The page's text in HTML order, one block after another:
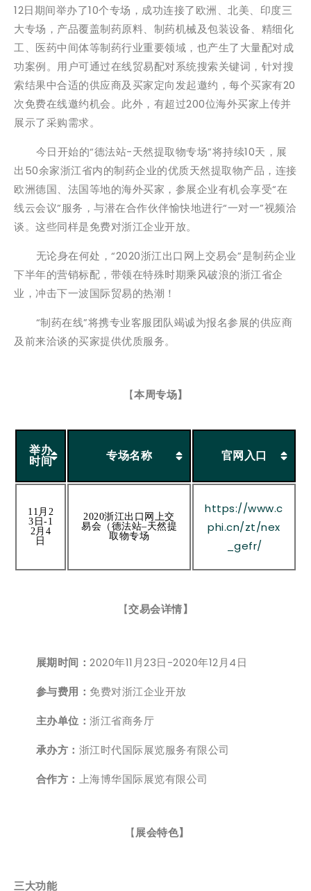
12日期间举办了10个专场，成功连接了欧洲、北美、印度三
大专场，产品覆盖制药原料、制药机械及包装设备、精细化
工、医药中间体等制药行业重要领域，也产生了大量配对成
功案例。用户可通过在线贸易配对系统搜索关键词，针对搜
索结果中合适的供应商及买家定向发起邀约，每个买家有20
次免费在线邀约机会。此外，有超过200位海外买家上传并
展示了采购需求。
今日开始的“德法站-天然提取物专场”将持续10天，展
出50余家浙江省内的制药企业的优质天然提取物产品，连接
欧洲德国、法国等地的海外买家，参展企业有机会享受“在
线云会议”服务，与潜在合作伙伴愉快地进行“一对一”视频洽
谈。这些同样是免费对浙江企业开放。
无论身在何处，“2020浙江出口网上交易会”是制药企业
下半年的营销标配，带领在特殊时期乘风破浪的浙江省企
业，冲击下一波国际贸易的热潮！
“制药在线”将携专业客服团队竭诚为报名参展的供应商
及前来洽谈的买家提供优质服务。
【本周专场】
举办
时间
专场名称 官网入口
11月2
3日-1
2月4
日
2020浙江出口网上交
易会（德法站–天然提
取物专场
https://www.c
phi.cn/zt/nex
_gefr/
【交易会详情】
展期时间： 2020年11月23日-2020年12月4日
参与费用： 免费对浙江企业开放
主办单位： 浙江省商务厅
承办方： 浙江时代国际展览服务有限公司
合作方： 上海博华国际展览有限公司
【展会特色】
三大功能